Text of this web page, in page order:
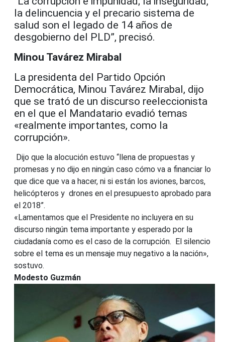
la delincuencia y el precario sistema de
salud son el legado de 14 años de
desgobierno del PLD”, precisó.
Minou Tavárez Mirabal
La presidenta del Partido Opción
Democrática, Minou Tavárez Mirabal, dijo
que se trató de un discurso reeleccionista
en el que el Mandatario evadió temas
«realmente importantes, como la
corrupción».
Dijo que la alocución estuvo “llena de propuestas y
promesas y no dijo en ningún caso cómo va a financiar lo
que dice que va a hacer, ni si están los aviones, barcos,
helicópteros y drones en el presupuesto aprobado para
el 2018”.
«Lamentamos que el Presidente no incluyera en su
discurso ningún tema importante y esperado por la
ciudadanía como es el caso de la corrupción. El silencio
sobre el tema es un mensaje muy negativo a la nación»,
sostuvo.
Modesto Guzmán